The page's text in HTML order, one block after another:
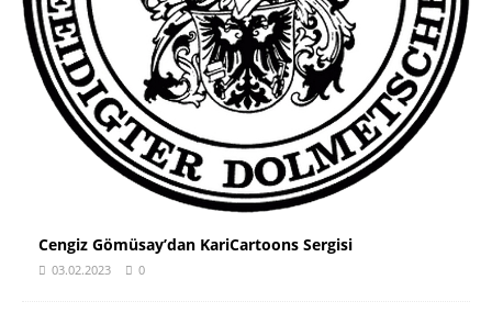
Cengiz Gömüsay’dan KariCartoons Sergisi
03.02.2023 0